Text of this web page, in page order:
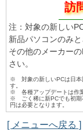
訪
注：対象の新しい
新品パソコンのみと
その他のメーカー
さい。
※ 対象の新しいPCは日本
す。
※ 各種アップデートは作
※ ごく稀に新PCでも初期
円は必要となります。
[ メニューへ戻る ]